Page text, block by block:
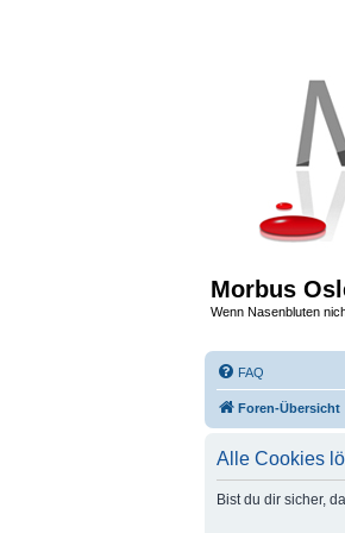
Morbus
Wenn Nasenbluten
FAQ
Foren-Übersicht
Alle Cookies
Bist du dir sicher,